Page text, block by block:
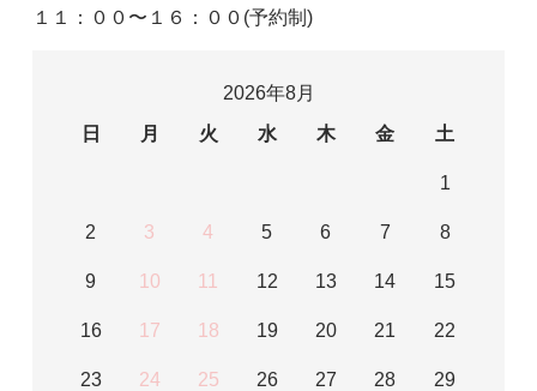
１１：００〜１６：００(予約制)
2026年8月
日
月 火 水 木 金 土
1
2 3 4 5 6 7 8
9 10 11 12 13 14 15
16 17 18 19 20 21 22
23 24 25 26 27 28 29